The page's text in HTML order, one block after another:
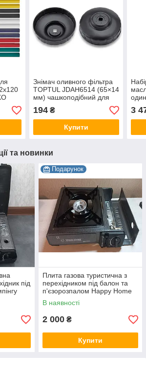
Знімач оливного фільтра
TOPTUL JDAH6514 (65×14
мм) чашкоподібний для
сталі
194₴
Купити
3
та новинки
під
Подарунок
Плита газова туристична з
перехідником під балон та
п'єзорозпалом Happy Home
BDZ-155A
В наявності
2 000 ₴
Купити